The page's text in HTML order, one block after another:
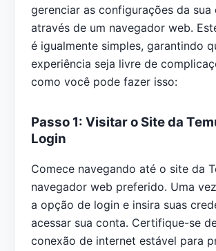
gerenciar as configurações da sua
através de um navegador web.
é igualmente simples, garantindo
experiência seja livre de
como você pode fazer isso:
Passo 1: Visitar o Site da
Login
Comece navegando até o site da
navegador web preferido. Uma
a opção de login e insira suas
acessar sua conta. Certifique-se
conexão de internet estável para